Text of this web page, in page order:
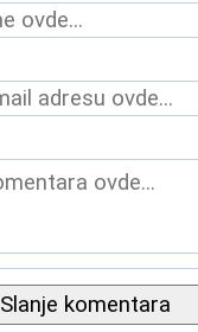
Slanje komentara